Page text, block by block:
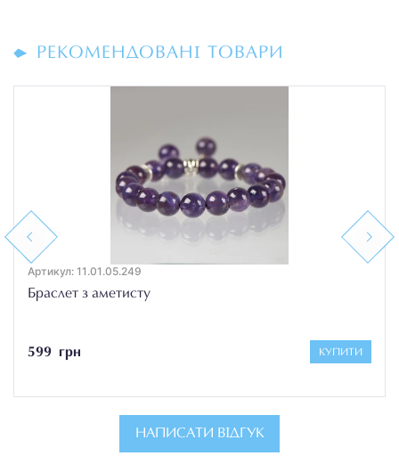
РЕКОМЕНДОВАНІ ТОВАРИ
Previous
Артикул: 11.01.05.249
Браслет з аметисту
599 грн КУПИТИ
Next
НАПИСАТИ ВІДГУК